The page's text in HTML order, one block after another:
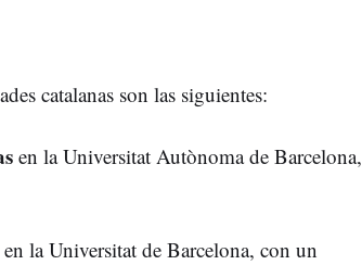
catalanas son las siguientes:
en la Universitat Autònoma de Barcelona,
la Universitat de Barcelona, con un